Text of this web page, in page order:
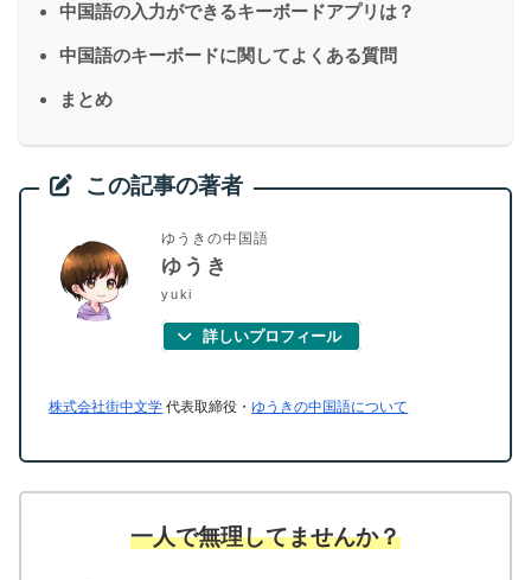
中国語の入力ができるキーボードアプリは？
中国語のキーボードに関してよくある質問
まとめ
この記事の著者
ゆうきの中国語
ゆうき
yuki
詳しいプロフィール
株式会社街中文学 代表取締役・ゆうきの中国語について
一人で無理してませんか？